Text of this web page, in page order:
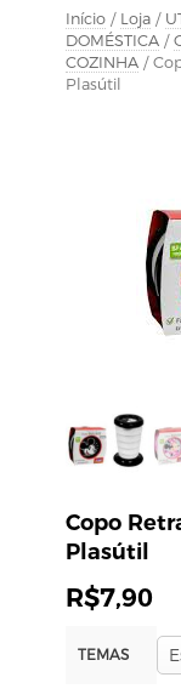
Início / Loja /
DOMÉSTICA /
COZINHA /
Plasútil
Copo
Plasútil
R$7,90
TEMAS